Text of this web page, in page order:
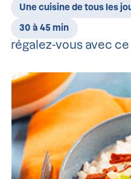
Une cuisine de tous les
30 à 45 min
régalez-vous avec